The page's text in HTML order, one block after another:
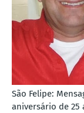
São Felipe:
aniversário de 25